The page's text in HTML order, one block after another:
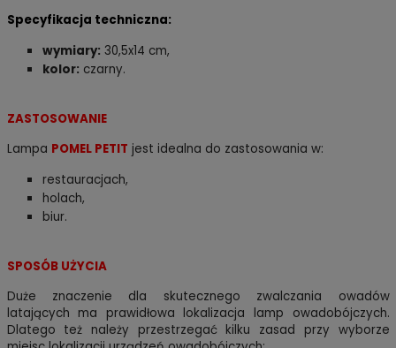
Specyfikacja techniczna:
wymiary: 30,5x14 cm,
kolor: czarny.
ZASTOSOWANIE
Lampa POMEL PETIT jest idealna do zastosowania w:
restauracjach,
holach,
biur.
SPOSÓB UŻYCIA
Duże znaczenie dla skutecznego zwalczania owadów
latających ma prawidłowa lokalizacja lamp owadobójczych.
Dlatego też należy przestrzegać kilku zasad przy wyborze